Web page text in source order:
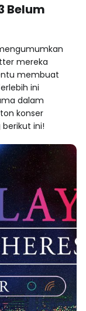
Belum
mereka
membuat
ini
dalam
konser
ini!